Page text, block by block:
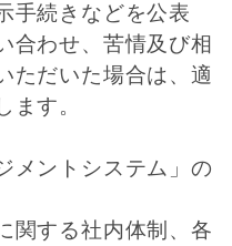
手続きなどを公表
合わせ、苦情及び相
ただいた場合は、適
ます。
メントシステム」の
関する社内体制、各